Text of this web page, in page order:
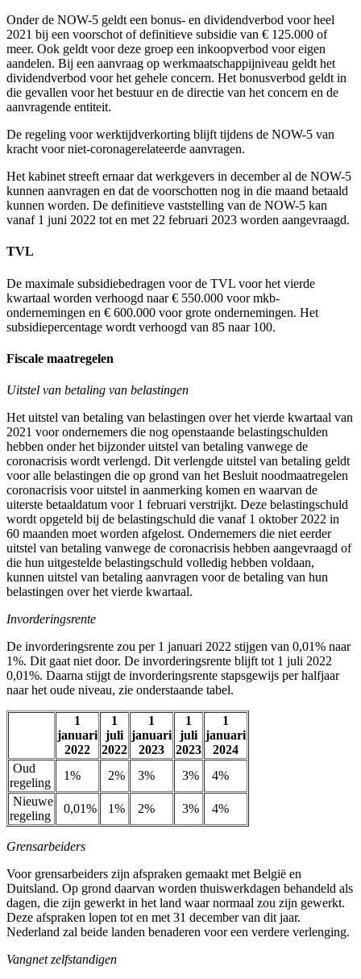
Onder de NOW-5 geldt een bonus- en dividendverbod voor heel
2021 bij een voorschot of definitieve subsidie van € 125.000 of
meer. Ook geldt voor deze groep een inkoopverbod voor eigen
aandelen. Bij een aanvraag op werkmaatschappijniveau geldt het
dividendverbod voor het gehele concern. Het bonusverbod geldt in
die gevallen voor het bestuur en de directie van het concern en de
aanvragende entiteit.
De regeling voor werktijdverkorting blijft tijdens de NOW-5 van
kracht voor niet-coronagerelateerde aanvragen.
Het kabinet streeft ernaar dat werkgevers in december al de NOW-5
kunnen aanvragen en dat de voorschotten nog in die maand betaald
kunnen worden. De definitieve vaststelling van de NOW-5 kan
vanaf 1 juni 2022 tot en met 22 februari 2023 worden aangevraagd.
TVL
De maximale subsidiebedragen voor de TVL voor het vierde
kwartaal worden verhoogd naar € 550.000 voor mkb-
ondernemingen en € 600.000 voor grote ondernemingen. Het
subsidiepercentage wordt verhoogd van 85 naar 100.
Fiscale maatregelen
Uitstel van betaling van belastingen
Het uitstel van betaling van belastingen over het vierde kwartaal van
2021 voor ondernemers die nog openstaande belastingschulden
hebben onder het bijzonder uitstel van betaling vanwege de
coronacrisis wordt verlengd. Dit verlengde uitstel van betaling geldt
voor alle belastingen die op grond van het Besluit noodmaatregelen
coronacrisis voor uitstel in aanmerking komen en waarvan de
uiterste betaaldatum voor 1 februari verstrijkt. Deze belastingschuld
wordt opgeteld bij de belastingschuld die vanaf 1 oktober 2022 in
60 maanden moet worden afgelost. Ondernemers die niet eerder
uitstel van betaling vanwege de coronacrisis hebben aangevraagd of
die hun uitgestelde belastingschuld volledig hebben voldaan,
kunnen uitstel van betaling aanvragen voor de betaling van hun
belastingen over het vierde kwartaal.
Invorderingsrente
De invorderingsrente zou per 1 januari 2022 stijgen van 0,01% naar
1%. Dit gaat niet door. De invorderingsrente blijft tot 1 juli 2022
0,01%. Daarna stijgt de invorderingsrente stapsgewijs per halfjaar
naar het oude niveau, zie onderstaande tabel.
1
januari
2022
1
juli
2022
1
januari
2023
1
juli
2023
1
januari
2024
Oud
regeling
1% 2% 3% 3%
4%
Nieuwe
regeling
0,01% 1% 2% 3% 4%
Grensarbeiders
Voor grensarbeiders zijn afspraken gemaakt met België en
Duitsland. Op grond daarvan worden thuiswerkdagen behandeld als
dagen, die zijn gewerkt in het land waar normaal zou zijn gewerkt.
Deze afspraken lopen tot en met 31 december van dit jaar.
Nederland zal beide landen benaderen voor een verdere verlenging.
Vangnet zelfstandigen